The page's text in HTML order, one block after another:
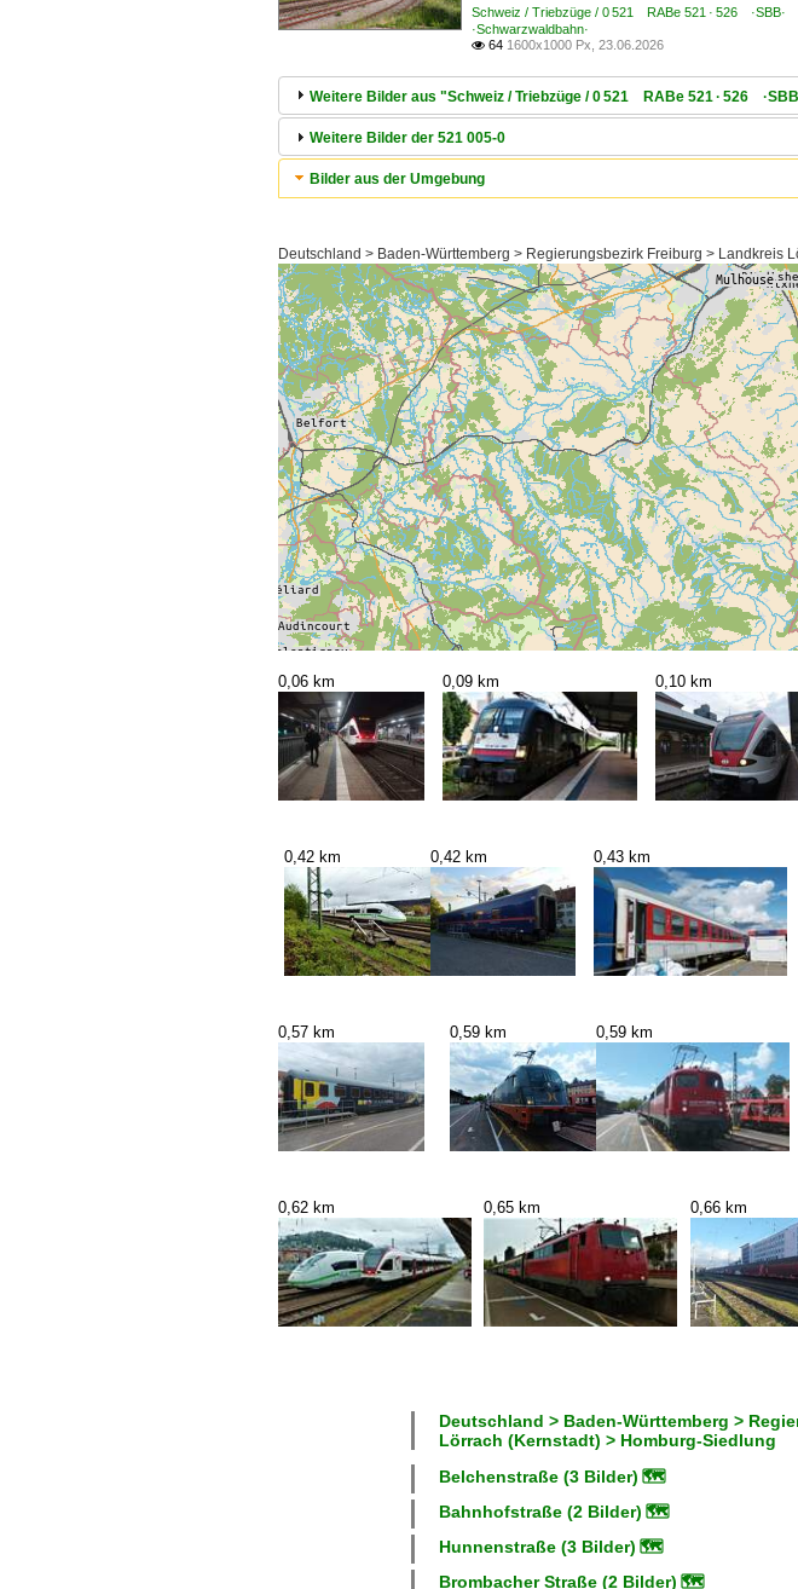
Schweiz / Triebzüge / 0 521 RABe 521 · 526
·Schwarzwaldbahn·
 64 1600x1000 Px, 23.06.2026
Weitere Bilder aus "Schweiz / Triebzüge / 0 521 RABe 521 · 526
Weitere Bilder der 521 005-0
Bilder aus der Umgebung
Deutschland > Baden-Württemberg > Regierungsbezirk Freiburg > Landkreis
0,06 km 0,09 km 0,10 km
0,42 km 0,42 km 0,43 km
0,57 km 0,59 km 0,59 km
0,62 km 0,65 km 0,66 km
Deutschland > Baden-Württemberg >
Lörrach (Kernstadt) > Homburg-Siedlung
Belchenstraße (3 Bilder) 🗺
Bahnhofstraße (2 Bilder) 🗺
Hunnenstraße (3 Bilder) 🗺
Brombacher Straße (2 Bilder) 🗺